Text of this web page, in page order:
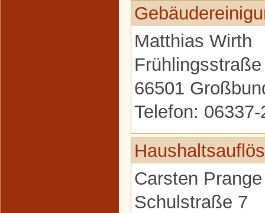
Matthias Wirth
66501
Telefon:
Carsten Prange
Schulstraße 7